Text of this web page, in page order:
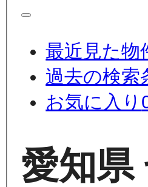
最近見た物
過去の検索
お気に入り
愛知県